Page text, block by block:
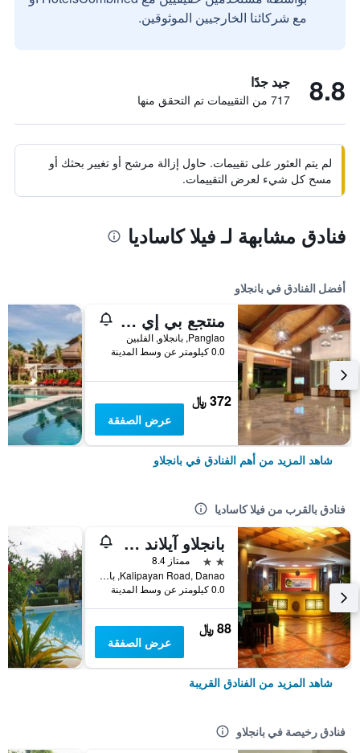
مع شركائنا الخارجيين الموثوقين.
8.8 جيد جدًا
717 من التقييمات تم التحقق منها
لم يتم العثور على تقييمات. حاول إزالة مرشح أو تغيير بحثك أو
مسح كل شيء لعرض التقييمات.
فنادق مشابهة لـ فيلا كاساديا
أفضل الفنادق في بانجلاو
منتجع بي إي غراند، بوهول
Panglao, بانجلاو, الفلبين
0.0 كيلومتر عن وسط المدينة
372 ﷼
عرض الصفقة
شاهد المزيد من أهم الفنادق في بانجلاو
فنادق بالقرب من فيلا كاساديا
بانجلاو آيلاند فرانزين ريزيدنسيز
2 نجمتين
ممتاز 8.4
Kalipayan Road, Danao, بانجلاو, الفلبين
0.0 كيلومتر عن وسط المدينة
88 ﷼
عرض الصفقة
شاهد المزيد من الفنادق القريبة
فنادق رخيصة في بانجلاو